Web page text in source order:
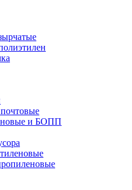
и БОПП